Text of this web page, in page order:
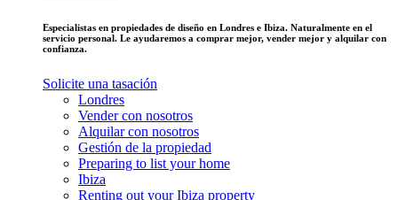
Especialistas en propiedades de diseño en Londres e Ibiza. Naturalmente en el
servicio personal. Le ayudaremos a comprar mejor, vender mejor y alquilar con
confianza.
Solicite una tasación
Londres
Vender con nosotros
Alquilar con nosotros
Gestión de la propiedad
Preparing to list your home
Ibiza
Renting out your Ibiza property